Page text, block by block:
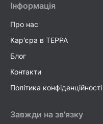
Інформація
Про нас
Кар'єра в TEPPA
Блог
Контакти
Політика конфіденційності
Завжди на зв'язку